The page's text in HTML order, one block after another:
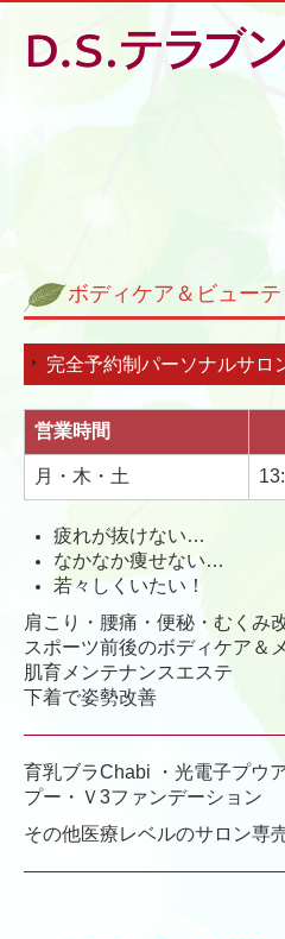
ジェネリック薬について
交通案内
ボディケア＆ビュー
完全予約制パーソナルサロ
営業時間
月・木・土
疲れが抜けない…
なかなか痩せない…
若々しくいたい！
肩こり・腰痛・便秘・むくみ
スポーツ前後のボディケア＆
肌育メンテナンスエステ
下着で姿勢改善
育乳ブラChabi ・光電子プウ
プー・Ｖ3ファンデーション
その他医療レベルのサロン専